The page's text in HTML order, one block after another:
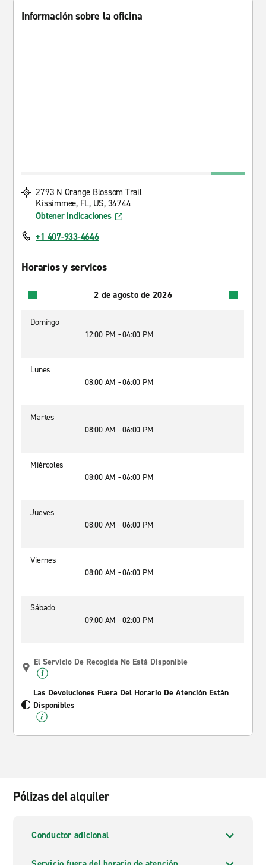
Información sobre la oficina
2793 N Orange Blossom Trail
Kissimmee, FL, US, 34744
Obtener indicaciones
+1 407-933-4646
Horarios y servicos
2 de agosto de 2026
Domingo
12:00 PM - 04:00 PM
Lunes
08:00 AM - 06:00 PM
Martes
08:00 AM - 06:00 PM
Miércoles
08:00 AM - 06:00 PM
Jueves
08:00 AM - 06:00 PM
Viernes
08:00 AM - 06:00 PM
Sábado
09:00 AM - 02:00 PM
El Servicio De Recogida No Está Disponible
Las Devoluciones Fuera Del Horario De Atención Están
Disponibles
Pólizas del alquiler
Conductor adicional